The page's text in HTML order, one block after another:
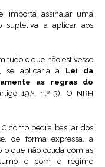
importa assinalar uma
supletiva a aplicar aos
tudo o que não estivesse
se aplicaria a Lei da
as regras do
19.º, n.º 3). O NRH
como pedra basilar dos
de forma expressa, a
o que não colida com as
e com o regime